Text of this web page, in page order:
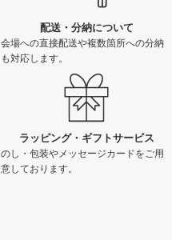
配送・分納について
会場への直接配送や複数箇所への分納
も対応します。
ラッピング・ギフトサービス
のし・包装やメッセージカードをご用
意しております。